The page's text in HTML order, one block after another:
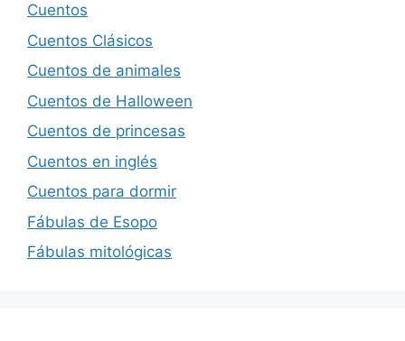
Cuentos
Cuentos Clásicos
Cuentos de animales
Cuentos de Halloween
Cuentos de princesas
Cuentos en inglés
Cuentos para dormir
Fábulas de Esopo
Fábulas mitológicas